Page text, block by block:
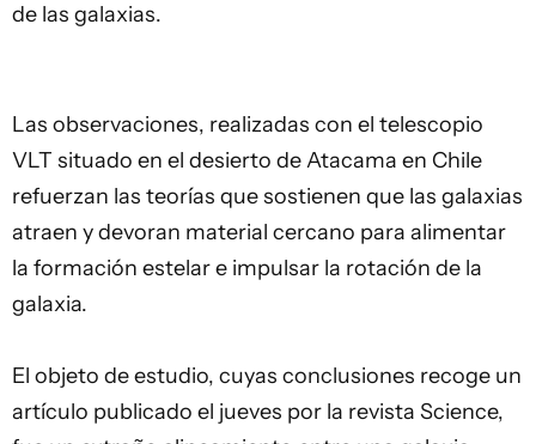
de las galaxias.
Las observaciones, realizadas con el telescopio
VLT situado en el desierto de Atacama en Chile
refuerzan las teorías que sostienen que las galaxias
atraen y devoran material cercano para alimentar
la formación estelar e impulsar la rotación de la
galaxia.
El objeto de estudio, cuyas conclusiones recoge un
artículo publicado el jueves por la revista Science,